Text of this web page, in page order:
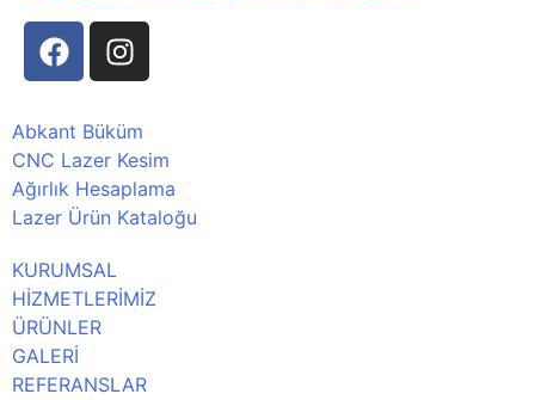
Abkant Büküm
CNC Lazer Kesim
Ağırlık Hesaplama
Lazer Ürün Kataloğu
KURUMSAL
HİZMETLERİMİZ
ÜRÜNLER
GALERİ
REFERANSLAR